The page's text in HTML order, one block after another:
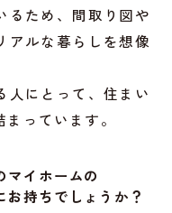
るため、間取り図や
アルな暮らしを想像
人にとって、住まい
っています。
マイホームの
持ちでしょうか？